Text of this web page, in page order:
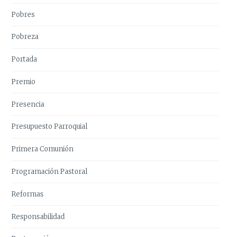
Pobres
Pobreza
Portada
Premio
Presencia
Presupuesto Parroquial
Primera Comunión
Programación Pastoral
Reformas
Responsabilidad